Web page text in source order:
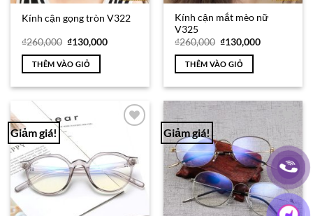
Kính cận gọng tròn V322
₫260,000 Giá
là:
₫260,000.
₫130,000Giá
THÊM VÀO GIỎ
Kính cận mắt mèo nữ
V325
₫260,000 Giá
là:
₫260,000.
₫130,000Giá
THÊM VÀO GIỎ
Giảm giá! Giảm giá!
Wishlist